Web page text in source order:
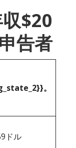
$20
告者
。
ドル